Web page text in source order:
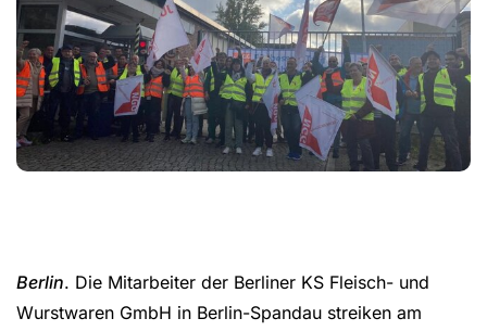
Berlin. Die Mitarbeiter der Berliner KS Fleisch- und
Wurstwaren GmbH in Berlin-Spandau streiken am